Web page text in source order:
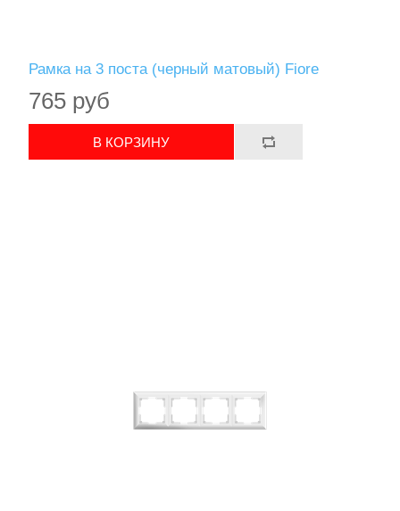
Рамка на 3 поста (черный матовый) Fiore
765 руб